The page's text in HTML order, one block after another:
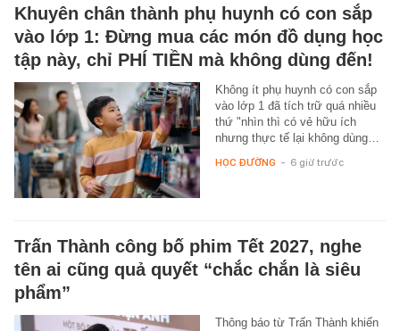
Khuyên chân thành phụ huynh có con sắp
vào lớp 1: Đừng mua các món đồ dụng học
tập này, chỉ PHÍ TIỀN mà không dùng đến!
Không ít phụ huynh có con sắp
vào lớp 1 đã tích trữ quá nhiều
thứ "nhìn thì có vẻ hữu ích
nhưng thực tế lại không dùng…
HỌC ĐƯỜNG - 6 giờ trước
Trấn Thành công bố phim Tết 2027, nghe
tên ai cũng quả quyết “chắc chắn là siêu
phẩm”
Thông báo từ Trấn Thành khiến